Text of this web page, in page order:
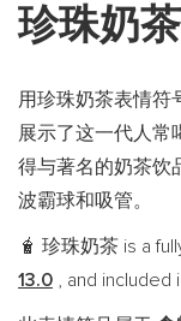
珍珠奶
用珍珠奶茶表情符
展示了这一代人常
得与著名的奶茶饮
波霸球和吸管。
🧋 珍珠奶茶 is a
13.0 , and included